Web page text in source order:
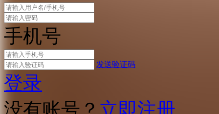
手机号
发送验证码
登录
没有账号？ 立即注册